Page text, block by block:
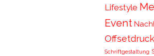
Lifestyle
Event
Offsetdruck
Schriftgestaltung